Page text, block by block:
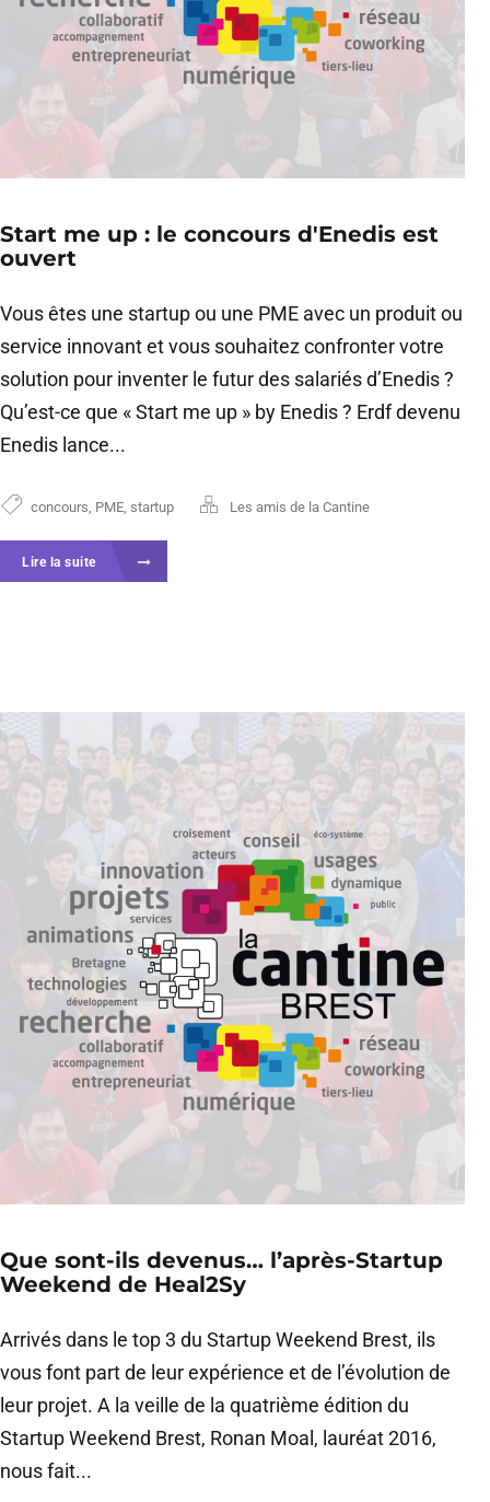
Start me up : le concours d'Enedis est
ouvert
Vous êtes une startup ou une PME avec un produit ou
service innovant et vous souhaitez confronter votre
solution pour inventer le futur des salariés d’Enedis ?
Qu’est-ce que « Start me up » by Enedis ? Erdf devenu
Enedis lance...
concours PME startup Les amis de la Cantine
Lire la suite
Que sont-ils devenus… l’après-Startup
Weekend de Heal2Sy
Arrivés dans le top 3 du Startup Weekend Brest, ils
vous font part de leur expérience et de l’évolution de
leur projet. A la veille de la quatrième édition du
Startup Weekend Brest, Ronan Moal, lauréat 2016,
nous fait...